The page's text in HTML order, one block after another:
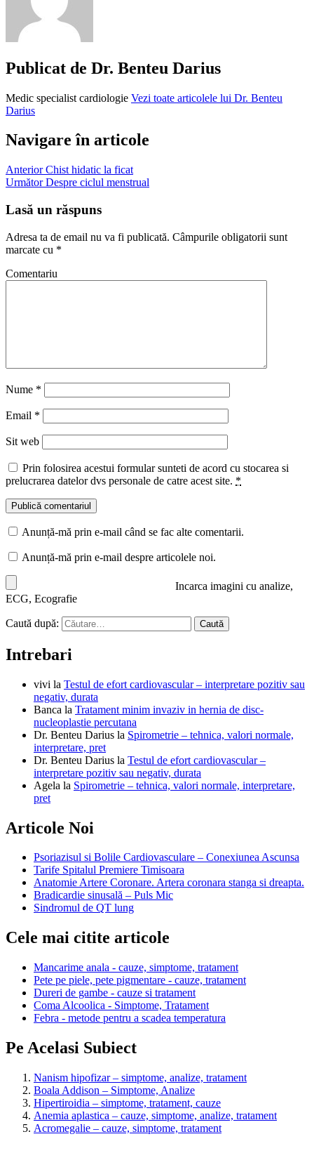
Publicat de Dr. Benteu Darius
Medic specialist cardiologie Vezi toate articolele lui Dr. Benteu
Darius
Navigare în articole
AnteriorChist hidatic la ficat
UrmătorDespre ciclul menstrual
Lasă un răspuns
Adresa ta de email nu va fi publicată. Câmpurile obligatorii sunt
marcate cu *
Comentariu
Nume *
Email *
Sit web
Prin folosirea acestui formular sunteti de acord cu stocarea si
prelucrarea datelor dvs personale de catre acest site. *
Anunță-mă prin e-mail când se fac alte comentarii.
Anunță-mă prin e-mail despre articolele noi.
Incarca imagini cu analize,
ECG, Ecografie
Caută după:
Intrebari
vivi la Testul de efort cardiovascular – interpretare pozitiv sau
negativ, durata
Banca la Tratament minim invaziv in hernia de disc-
nucleoplastie percutana
Dr. Benteu Darius la Spirometrie – tehnica, valori normale,
interpretare, pret
Dr. Benteu Darius la Testul de efort cardiovascular –
interpretare pozitiv sau negativ, durata
Agela la Spirometrie – tehnica, valori normale, interpretare,
pret
Articole Noi
Psoriazisul si Bolile Cardiovasculare – Conexiunea Ascunsa
Tarife Spitalul Premiere Timisoara
Anatomie Artere Coronare. Artera coronara stanga si dreapta.
Bradicardie sinusală – Puls Mic
Sindromul de QT lung
Cele mai citite articole
Mancarime anala - cauze, simptome, tratament
Pete pe piele, pete pigmentare - cauze, tratament
Dureri de gambe - cauze si tratament
Coma Alcoolica - Simptome, Tratament
Febra - metode pentru a scadea temperatura
Pe Acelasi Subiect
Nanism hipofizar – simptome, analize, tratament
Boala Addison – Simptome, Analize
Hipertiroidia – simptome, tratament, cauze
Anemia aplastica – cauze, simptome, analize, tratament
Acromegalie – cauze, simptome, tratament